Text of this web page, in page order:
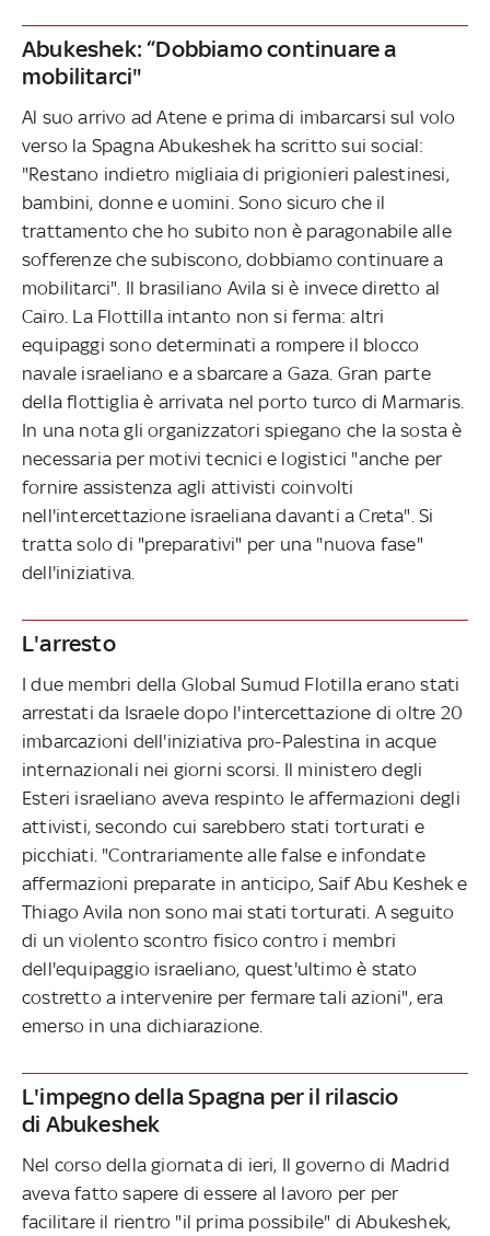
Abukeshek: “Dobbiamo continuare a
mobilitarci"
Al suo arrivo ad Atene e prima di imbarcarsi sul volo
verso la Spagna Abukeshek ha scritto sui social:
"Restano indietro migliaia di prigionieri palestinesi,
bambini, donne e uomini. Sono sicuro che il
trattamento che ho subito non è paragonabile alle
sofferenze che subiscono, dobbiamo continuare a
mobilitarci". Il brasiliano Avila si è invece diretto al
Cairo. La Flottilla intanto non si ferma: altri
equipaggi sono determinati a rompere il blocco
navale israeliano e a sbarcare a Gaza. Gran parte
della flottiglia è arrivata nel porto turco di Marmaris.
In una nota gli organizzatori spiegano che la sosta è
necessaria per motivi tecnici e logistici "anche per
fornire assistenza agli attivisti coinvolti
nell'intercettazione israeliana davanti a Creta". Si
tratta solo di "preparativi" per una "nuova fase"
dell'iniziativa.
L'arresto
I due membri della Global Sumud Flotilla erano stati
arrestati da Israele dopo l'intercettazione di oltre 20
imbarcazioni dell'iniziativa pro-Palestina in acque
internazionali nei giorni scorsi. Il ministero degli
Esteri israeliano aveva respinto le affermazioni degli
attivisti, secondo cui sarebbero stati torturati e
picchiati. "Contrariamente alle false e infondate
affermazioni preparate in anticipo, Saif Abu Keshek e
Thiago Avila non sono mai stati torturati. A seguito
di un violento scontro fisico contro i membri
dell'equipaggio israeliano, quest'ultimo è stato
costretto a intervenire per fermare tali azioni", era
emerso in una dichiarazione.
L'impegno della Spagna per il rilascio
di Abukeshek
Nel corso della giornata di ieri, Il governo di Madrid
aveva fatto sapere di essere al lavoro per per
facilitare il rientro "il prima possibile" di Abukeshek,